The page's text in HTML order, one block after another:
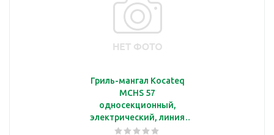
Гриль-мангал Kocateq
MCHS 57
односекционный,
электрический, линия
700